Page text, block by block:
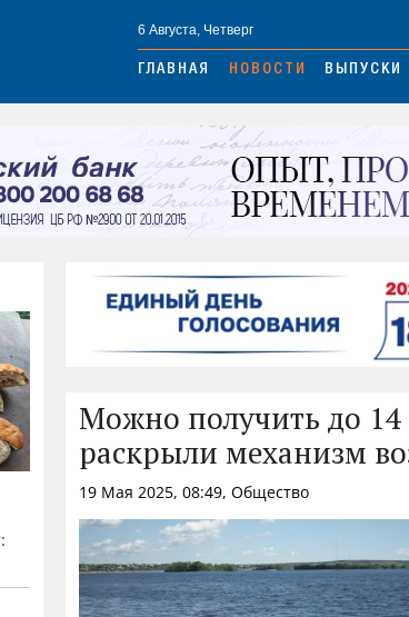
6 Августа, Четверг
ГЛАВНАЯ НОВОСТИ ВЫПУСКИ
Можно получить до 14
раскрыли механизм
19 Мая 2025, 08:49, Общество